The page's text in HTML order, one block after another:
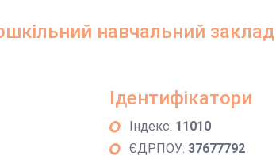
навчальний заклад
Ідентифікатори
Індекс: 11010
ЄДРПОУ: 37677792